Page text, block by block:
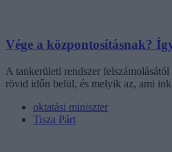
Vége a központosításnak?
A tankerületi rendszer
rövid időn belül, és melyik az, ami
oktatási miniszter
Tisza Párt